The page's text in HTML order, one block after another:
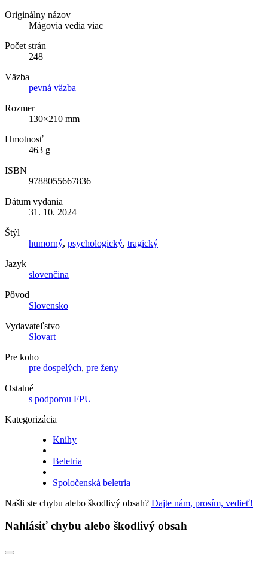
Originálny názov
Mágovia vedia viac
Počet strán
248
Väzba
pevná väzba
Rozmer
130×210 mm
Hmotnosť
463 g
ISBN
9788055667836
Dátum vydania
31. 10. 2024
Štýl
humorný, psychologický, tragický
Jazyk
slovenčina
Pôvod
Slovensko
Vydavateľstvo
Slovart
Pre koho
pre dospelých, pre ženy
Ostatné
s podporou FPU
Kategorizácia
Knihy
Beletria
Spoločenská beletria
Našli ste chybu alebo škodlivý obsah? Dajte nám, prosím, vedieť!
Nahlásiť chybu alebo škodlivý obsah